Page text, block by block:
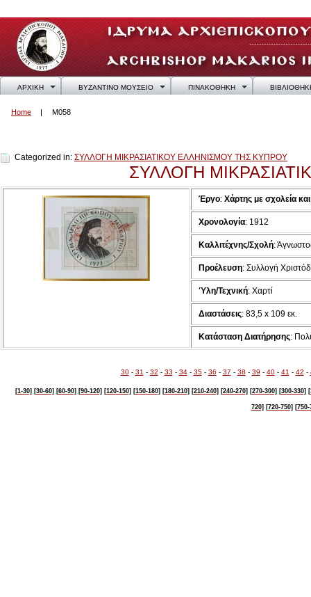
ΑΡΧΙΚΗ ΒΥΖΑΝΤΙΝΟ ΜΟΥΣΕΙΟ ΠΙΝΑΚΟΘΗΚΗ
Home M058
Categorized in: ΣΥΛΛΟΓΗ ΜΙΚΡΑΣΙΑΤΙΚΟΥ ΕΛΛΗΝΙΣΜΟΥ ΤΗΣ ΚΥΠΡΟΥ
ΣΥΛΛΟΓΗ
Έργο: Χάρτης με σχολεία
Χρονολογία: 1912
Καλλιτέχνης/Σχολή:
Προέλευση: Συλλογή
Ύλη/Τεχνική: Χαρτί
Διαστάσεις: 83,5 x 109 εκ.
Κατάσταση Διατήρησης:
30- 31 - 32 - 33 - 34- 35- 36 - 37 - 38 - 39 - 40- 41 - 42 -
[1-30] [30-60] [60-90] [90-120] [120-150] [150-180] [180-210] [210-240] [240-270] [270-300] [300-330]
720] [720-750] [750-